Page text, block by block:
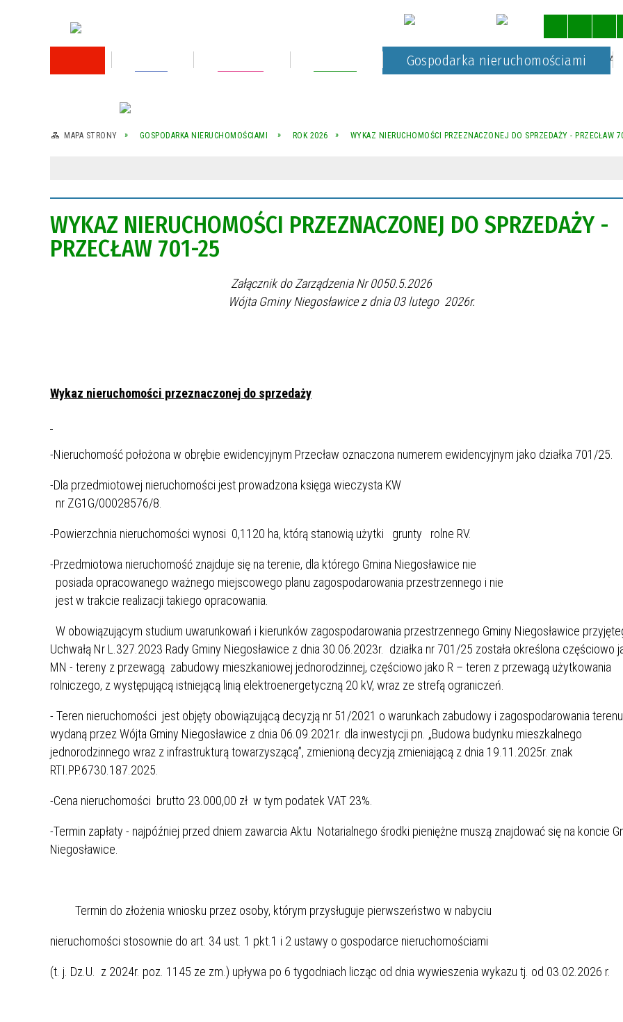
STRONA
Gospodarka nieruchomościami
Rok 2025
Wykaz nieruchomości przeznaczonej do
sprzedaży
MAPA STRONY GOSPODARKA NIERUCHOMOŚCIAMI ROK 2026 WYKAZ NIERUCHOMOŚCI PRZEZNACZONEJ DO SPRZEDAŻY - PRZECŁAW
WYKAZ NIERUCHOMOŚCI PRZEZNACZONEJ DO SPRZEDAŻY -
PRZECŁAW 701-25
Załącznik do Zarządzenia Nr 0050.5.2026
Wójta Gminy Niegosławice z dnia 03 lutego 2026r.
Wykaz nieruchomości przeznaczonej do sprzedaży
-Nieruchomość położona w obrębie ewidencyjnym Przecław oznaczona numerem ewidencyjnym jako działka 701/25.
-Dla przedmiotowej nieruchomości jest prowadzona księga wieczysta KW
nr ZG1G/00028576/8.
-Powierzchnia nieruchomości wynosi 0,1120 ha, którą stanowią użytki grunty rolne RV.
-Przedmiotowa nieruchomość znajduje się na terenie, dla którego Gmina Niegosławice nie
posiada opracowanego ważnego miejscowego planu zagospodarowania przestrzennego i nie
jest w trakcie realizacji takiego opracowania.
W obowiązującym studium uwarunkowań i kierunków zagospodarowania przestrzennego Gminy Niegosławice
Uchwałą Nr L.327.2023 Rady Gminy Niegosławice z dnia 30.06.2023r. działka nr 701/25 została określona częściowo
MN - tereny z przewagą zabudowy mieszkaniowej jednorodzinnej, częściowo jako R – teren z przewagą użytkowania
rolniczego, z występującą istniejącą linią elektroenergetyczną 20 kV, wraz ze strefą ograniczeń.
- Teren nieruchomości jest objęty obowiązującą decyzją nr 51/2021 o warunkach zabudowy i zagospodarowania
wydaną przez Wójta Gminy Niegosławice z dnia 06.09.2021r. dla inwestycji pn. „Budowa budynku mieszkalnego
jednorodzinnego wraz z infrastrukturą towarzyszącą”, zmienioną decyzją zmieniającą z dnia 19.11.2025r. znak
RTI.PP.6730.187.2025.
-Cena nieruchomości brutto 23.000,00 zł w tym podatek VAT 23%.
-Termin zapłaty - najpóźniej przed dniem zawarcia Aktu Notarialnego środki pieniężne muszą znajdować się na koncie
Niegosławice.
Termin do złożenia wniosku przez osoby, którym przysługuje pierwszeństwo w nabyciu
nieruchomości stosownie do art. 34 ust. 1 pkt.1 i 2 ustawy o gospodarce nieruchomościami
(t. j. Dz.U. z 2024r. poz. 1145 ze zm.) upływa po 6 tygodniach licząc od dnia wywieszenia wykazu tj. od 03.02.2026 r.